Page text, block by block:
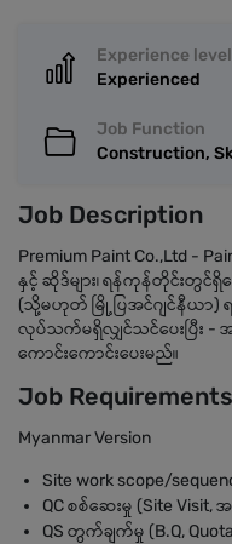
Experience level
Experienced
Job Function
Construction,
Job Description
Premium Paint Co.,Ltd -
နှင့် ဆိုဒ်များ၊ ရန်ကုန်တိုင်းတွင်ရှိ
(သို့မဟုတ် မြို့ပြအင်ဂျင်နီယာ)
လုပ်သက်မရှိလျှင်သင်ပေးပြီး -
ကောင်းကောင်းပေးမည်။
Job Requirements
Myanmar Version
Site work scope/
QC စစ်ဆေးမှု (Site Visit,
QS တွက်ချက်မှု (B.Q,